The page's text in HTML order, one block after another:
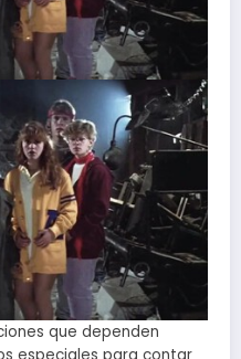
que dependen
especiales para contar